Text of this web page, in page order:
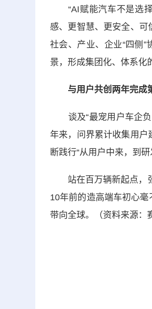
“AI赋能汽车不是选择
感、更智慧、更安全、可
社会、产业、企业“四侧
景，形成集团化、体系化
与用户共创两年完成
谈及“最宠用户车企负
年来，问界累计收集用户
断践行“从用户中来，到
站在百万辆新起点，张
10年前的造高端车初心
带向全球。（资料来源：